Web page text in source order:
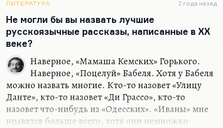
рассказов не пишет. Во всяком случае, я их давно
не встречал. Лучшие новеллисты либо пишут
миниатюры, как Денис Драгунский… Мне трудно
выделить…
ЛИТЕРАТУРА 2 года назад
Не могли бы вы назвать лучшие
русскоязычные рассказы, написанные в XX
веке?
Наверное, «Мамаша Кемских» Горького.
Наверное, «Поцелуй» Бабеля. Хотя у Бабеля
можно назвать многие. Кто-то назовет «Улицу
Данте», кто-то назовет «Ди Грассо», кто-то
назовет что-нибудь из «Одесских». «Иваны» мне
нравятся больше всего, хотя они немножко